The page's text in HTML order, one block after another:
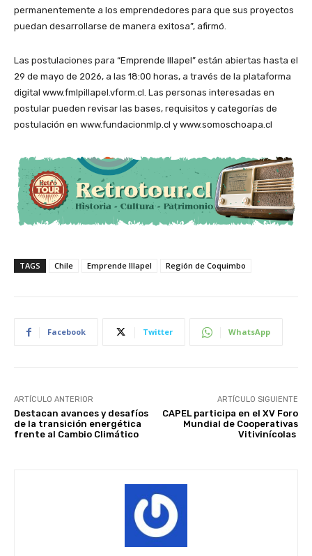
permanentemente a los emprendedores para que sus proyectos
puedan desarrollarse de manera exitosa”, afirmó.
Las postulaciones para “Emprende Illapel” están abiertas hasta el
29 de mayo de 2026, a las 18:00 horas, a través de la plataforma
digital www.fmlpillapel.vform.cl. Las personas interesadas en
postular pueden revisar las bases, requisitos y categorías de
postulación en www.fundacionmlp.cl y www.somoschoapa.cl
TAGS Chile Emprende Illapel Región de Coquimbo
Facebook Twitter WhatsApp
ARTÍCULO ANTERIOR
Destacan avances y desafíos
de la transición energética
frente al Cambio Climático
ARTÍCULO SIGUIENTE
CAPEL participa en el XV Foro
Mundial de Cooperativas
Vitivinícolas